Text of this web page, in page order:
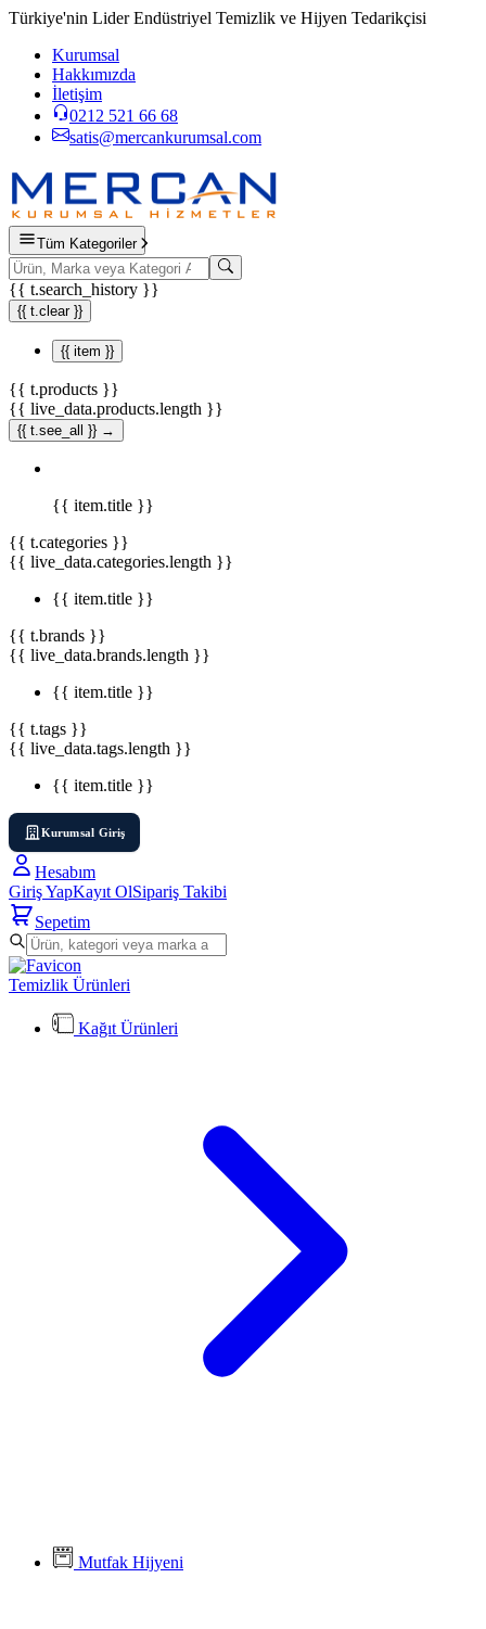
Türkiye'nin Lider Endüstriyel Temizlik ve Hijyen Tedarikçisi
Kurumsal
Hakkımızda
İletişim
0212 521 66 68
satis@mercankurumsal.com
Tüm Kategoriler
{{ t.search_history }}
{{ t.clear }}
{{ item }}
{{ t.products }}
{{ live_data.products.length }}
{{ t.see_all }} →
{{ item.title }}
{{ t.categories }}
{{ live_data.categories.length }}
{{ item.title }}
{{ t.brands }}
{{ live_data.brands.length }}
{{ item.title }}
{{ t.tags }}
{{ live_data.tags.length }}
{{ item.title }}
Kurumsal Giriş
Hesabım
Giriş YapKayıt OlSipariş Takibi
Sepetim
Temizlik Ürünleri
Kağıt Ürünleri
Mutfak Hijyeni